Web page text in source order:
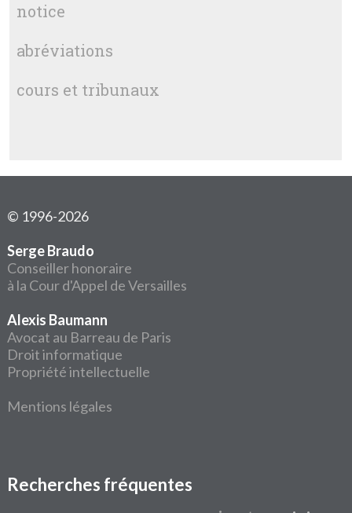
notice
abréviations
cours et tribunaux
© 1996-2026
Serge Braudo
Conseiller honoraire
à la Cour d'Appel de Versailles
Alexis Baumann
Avocat au Barreau de Paris
Droit informatique
Propriété intellectuelle
Mentions légales
Recherches fréquentes